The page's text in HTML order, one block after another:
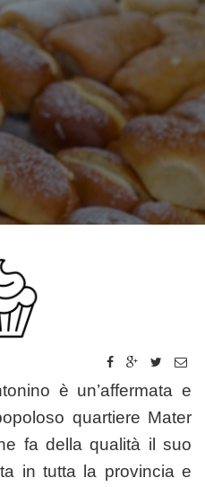
è un’affermata e
quartiere Mater
fa della qualità il suo
in tutta la provincia e